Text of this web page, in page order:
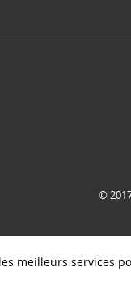
©
meilleurs services